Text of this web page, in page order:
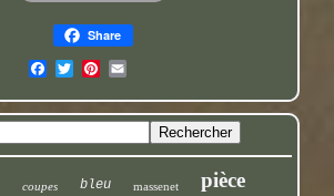
Share
coupes bleu massenet pièce